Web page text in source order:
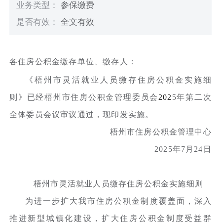
业务类型：参保缴费
是否有效：全文有效
各住房公积金缴存单位、缴存人：
《梧州市灵活就业人员缴存住房公积金实施细
则》已经梧州市住房公积金管理委员会 202 5年第二次
全体委员会议审议通过，现印发实施。
梧州市住房公积金管理中心
2025年7月24日
梧州市灵活就业人员缴存住房公积金实施细则
为进一步扩大我市住房公积金制度覆盖面，深入
推进新型城镇化建设，扩大住房公积金制度受益群